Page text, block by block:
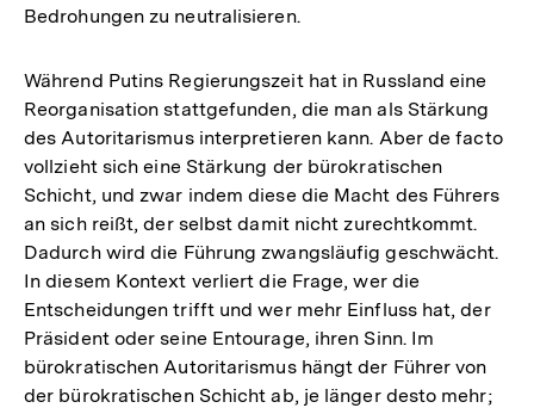
Bedrohungen zu neutralisieren.
Während Putins Regierungszeit hat in Russland eine
Reorganisation stattgefunden, die man als Stärkung
des Autoritarismus interpretieren kann. Aber de facto
vollzieht sich eine Stärkung der bürokratischen
Schicht, und zwar indem diese die Macht des Führers
an sich reißt, der selbst damit nicht zurechtkommt.
Dadurch wird die Führung zwangsläufig geschwächt.
In diesem Kontext verliert die Frage, wer die
Entscheidungen trifft und wer mehr Einfluss hat, der
Präsident oder seine Entourage, ihren Sinn. Im
bürokratischen Autoritarismus hängt der Führer von
der bürokratischen Schicht ab, je länger desto mehr;